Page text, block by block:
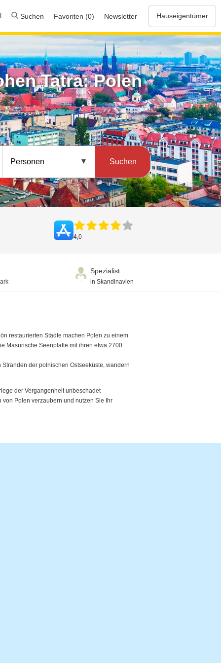
Suchen Favoriten (0) Newsletter Hauseigentümer
Tatra: Polen
Personen Suchen
4,0
Spezialist
in Skandinavien
restaurierten Städte machen Polen zu einem
Masurische Seenplatte mit ihren etwa 2700
der polnischen Ostseeküste, wandern
der Vergangenheit unbeschadet
Polen verzaubern und nutzen Sie Ihr